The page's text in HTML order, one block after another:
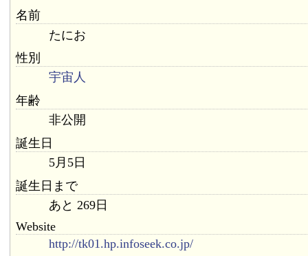
名前
たにお
性別
宇宙人
年齢
非公開
誕生日
5月5日
誕生日まで
あと 269日
Website
http://tk01.hp.infoseek.co.jp/